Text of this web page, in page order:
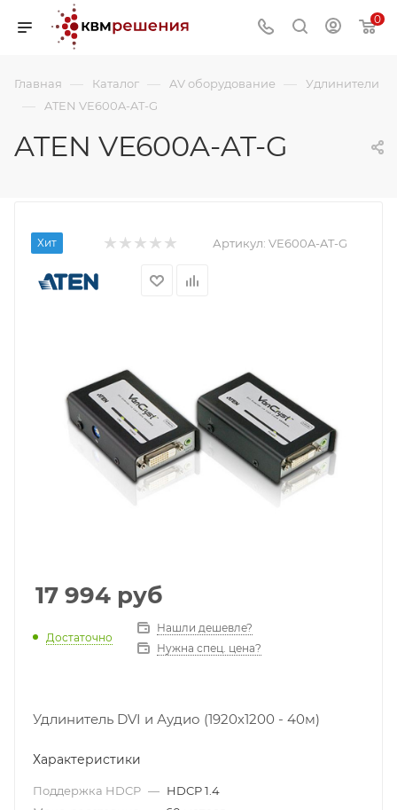
0
Главная — Каталог — AV оборудование — Удлинители
— ATEN VE600A-AT-G
ATEN VE600A-AT-G
Хит Артикул: VE600A-AT-G
17 994 руб
Достаточно
Нашли дешевле?
Нужна спец. цена?
Удлинитель DVI и Аудио (1920х1200 - 40м)
Характеристики
Поддержка HDCP — HDCP 1.4